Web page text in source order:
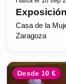
Casa de la
Zaragoza
Desde 10 €